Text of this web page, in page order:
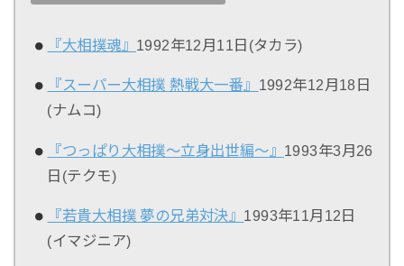
『大相撲魂』 1992年12月11日(タカラ)
『スーパー大相撲 熱戦大一番』 1992年12月18日
(ナムコ)
『つっぱり大相撲～立身出世編～』 1993年3月26
日(テクモ)
『若貴大相撲 夢の兄弟対決』 1993年11月12日
(イマジニア)